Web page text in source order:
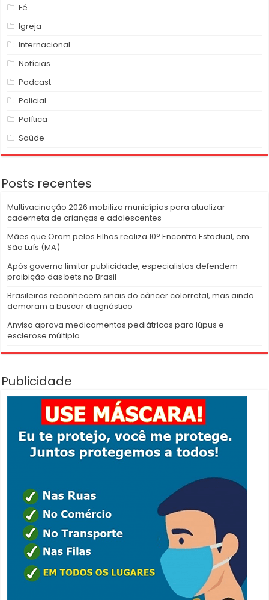
Fé
Igreja
Internacional
Notícias
Podcast
Policial
Política
Saúde
Posts recentes
Multivacinação 2026 mobiliza municípios para atualizar
caderneta de crianças e adolescentes
Mães que Oram pelos Filhos realiza 10° Encontro Estadual, em
São Luís (MA)
Após governo limitar publicidade, especialistas defendem
proibição das bets no Brasil
Brasileiros reconhecem sinais do câncer colorretal, mas ainda
demoram a buscar diagnóstico
Anvisa aprova medicamentos pediátricos para lúpus e
esclerose múltipla
Publicidade